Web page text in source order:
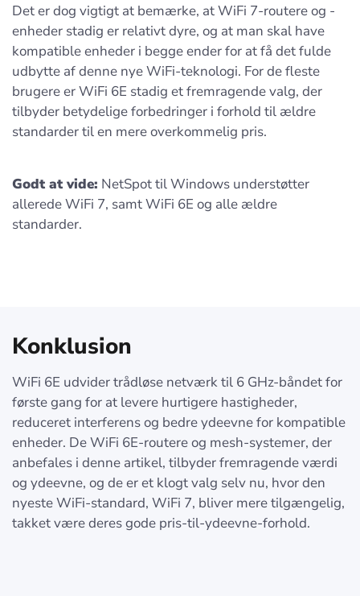
Det er dog vigtigt at bemærke, at WiFi 7-routere og -
enheder stadig er relativt dyre, og at man skal have
kompatible enheder i begge ender for at få det fulde
udbytte af denne nye WiFi-teknologi. For de fleste
brugere er WiFi 6E stadig et fremragende valg, der
tilbyder betydelige forbedringer i forhold til ældre
standarder til en mere overkommelig pris.
Godt at vide: NetSpot til Windows understøtter
allerede WiFi 7, samt WiFi 6E og alle ældre
standarder.
Konklusion
WiFi 6E udvider trådløse netværk til 6 GHz-båndet for
første gang for at levere hurtigere hastigheder,
reduceret interferens og bedre ydeevne for kompatible
enheder. De WiFi 6E-routere og mesh-systemer, der
anbefales i denne artikel, tilbyder fremragende værdi
og ydeevne, og de er et klogt valg selv nu, hvor den
nyeste WiFi-standard, WiFi 7, bliver mere tilgængelig,
takket være deres gode pris-til-ydeevne-forhold.